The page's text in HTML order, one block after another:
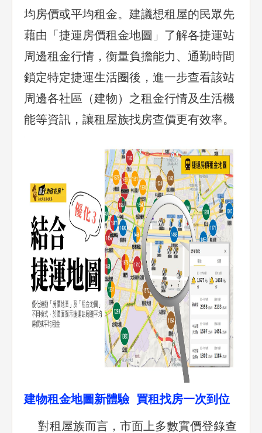
均房價或平均租金。建議想租屋的民眾先
藉由「捷運房價租金地圖」了解各捷運站
周邊租金行情，衡量負擔能力、通勤時間
鎖定特定捷運生活圈後，進一步查看該站
周邊各社區（建物）之租金行情及生活機
能等資訊，讓租屋族找房查價更有效率。
建物租金地圖新體驗 買租找房一次到位
對租屋族而言，市面上多數實價登錄查